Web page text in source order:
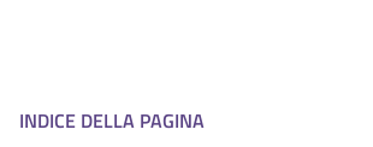
INDICE DELLA PAGINA